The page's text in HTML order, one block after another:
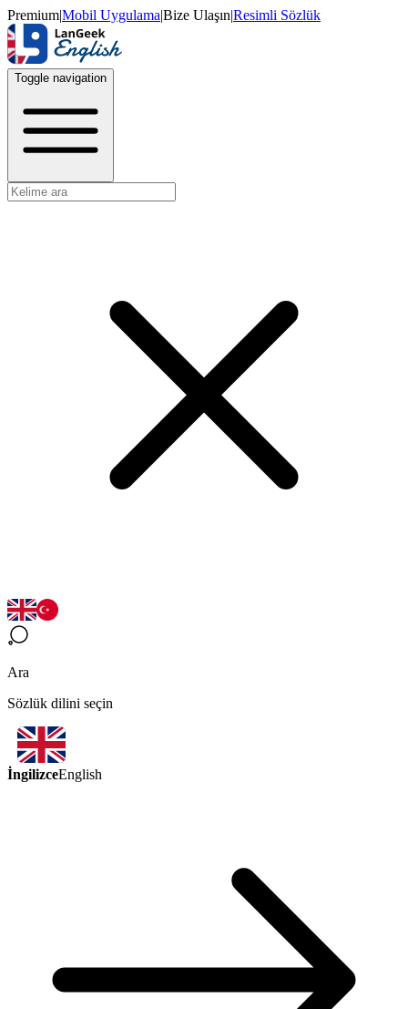
Premium|Mobil Uygulama|Bize Ulaşın|Resimli Sözlük
Toggle navigation
Ara
Sözlük dilini seçin
İngilizceEnglish